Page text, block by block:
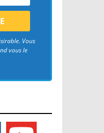
Vous
vous le